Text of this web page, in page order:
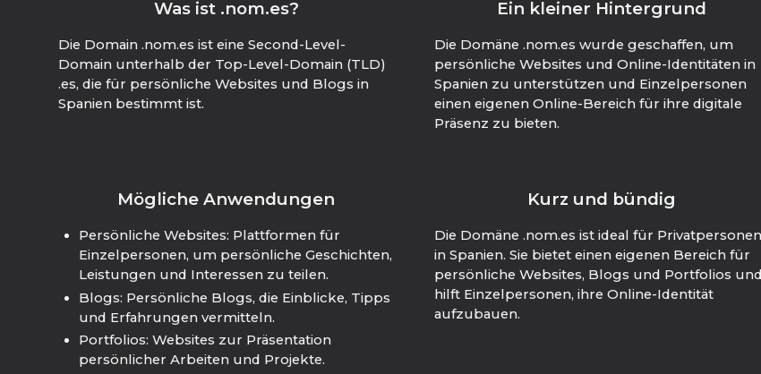
Was ist .nom.es?
Die Domain .nom.es ist eine Second-Level-
Domain unterhalb der Top-Level-Domain (TLD)
.es, die für persönliche Websites und Blogs in
Spanien bestimmt ist.
Ein kleiner Hintergrund
Die Domäne .nom.es wurde geschaffen, um
persönliche Websites und Online-Identitäten in
Spanien zu unterstützen und Einzelpersonen
einen eigenen Online-Bereich für ihre digitale
Präsenz zu bieten.
Mögliche Anwendungen
Persönliche Websites: Plattformen für
Einzelpersonen, um persönliche Geschichten,
Leistungen und Interessen zu teilen.
Blogs: Persönliche Blogs, die Einblicke, Tipps
und Erfahrungen vermitteln.
Portfolios: Websites zur Präsentation
persönlicher Arbeiten und Projekte.
Kurz und bündig
Die Domäne .nom.es ist ideal für Privatpersonen
in Spanien. Sie bietet einen eigenen Bereich für
persönliche Websites, Blogs und Portfolios und
hilft Einzelpersonen, ihre Online-Identität
aufzubauen.